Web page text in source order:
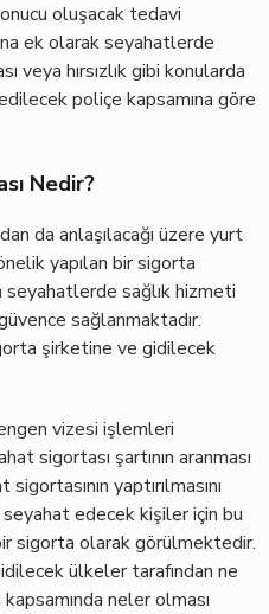
oluşacak tedavi
ek olarak seyahatlerde
veya hırsızlık gibi konularda
poliçe kapsamına göre
Nedir?
da anlaşılacağı üzere yurt
yapılan bir sigorta
seyahatlerde sağlık hizmeti
sağlanmaktadır.
şirketine ve gidilecek
vizesi işlemleri
sigortası şartının aranması
yaptırılmasını
seyahat edecek kişiler için bu
sigorta olarak görülmektedir.
ülkeler tarafından ne
neler olması